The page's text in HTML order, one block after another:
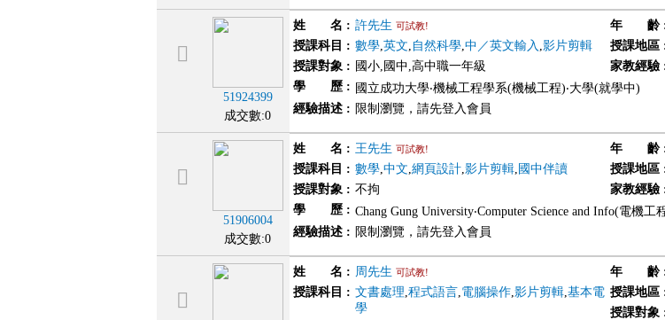
51924399
成交數:0
姓 名 : 許先生 可試教! 年 齡
授課科目 : 數學,英文, 自然科學,中／英文輸入 ,影片剪輯 授課地區
授課對象 : 國小,國中,高中職一年級 家教經驗
學 歷 : 國立成功大學‧機械工程學系(機械工程)‧大學(就學中)
經驗描述 : 限制瀏覽，請先登入會員
51906004
成交數:0
姓 名 : 王先生 可試教! 年 齡
授課科目 : 數學,中文,網頁設計,影片剪輯, 國中伴讀 授課地區
授課對象 : 不拘 家教經驗
學 歷 : Chang Gung University‧Computer Science and Info(電機工
經驗描述 : 限制瀏覽，請先登入會員
姓 名 : 周先生 可試教! 年 齡
授課科目 : 文書處理,程式語言,電腦操作,影片剪輯,基本電
學
授課地區
授課對象